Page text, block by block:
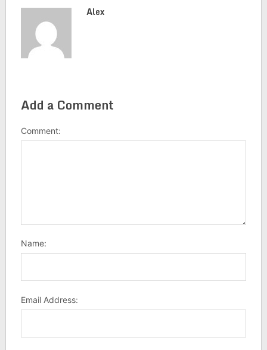
Alex
Add a Comment
Comment:
Name:
Email Address: